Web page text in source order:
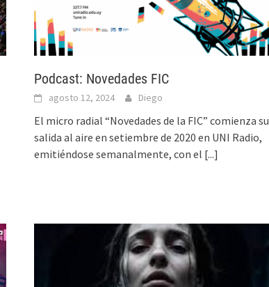
Podcast: Novedades FIC
agosto 12, 2024 Diego
El micro radial “Novedades de la FIC” comienza su
salida al aire en setiembre de 2020 en UNI Radio,
emitiéndose semanalmente, con el [...]